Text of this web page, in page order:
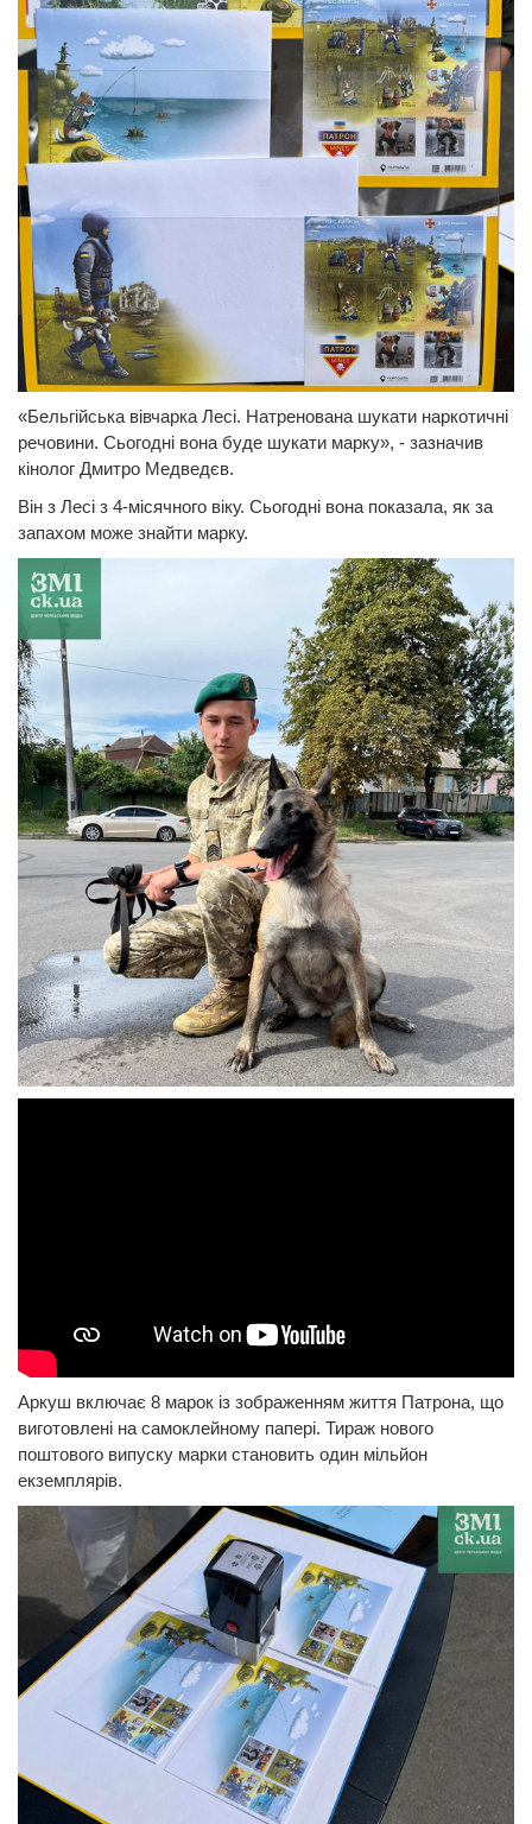
«Бельгійська вівчарка Лесі. Натренована шукати наркотичні
речовини. Сьогодні вона буде шукати марку», - зазначив
кінолог Дмитро Медведєв.
Він з Лесі з 4-місячного віку. Сьогодні вона показала, як за
запахом може знайти марку.
Аркуш включає 8 марок із зображенням життя Патрона, що
виготовлені на самоклейному папері. Тираж нового
поштового випуску марки становить один мільйон
екземплярів.